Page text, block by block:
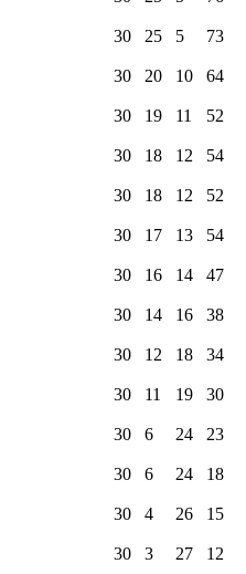
30 25 5 73
30 20 10 64
30 19 11 52
30 18 12 54
30 18 12 52
30 17 13 54
30 16 14 47
30 14 16 38
30 12 18 34
30 11 19 30
30 6 24 23
30 6 24 18
30 4 26 15
30 3 27 12